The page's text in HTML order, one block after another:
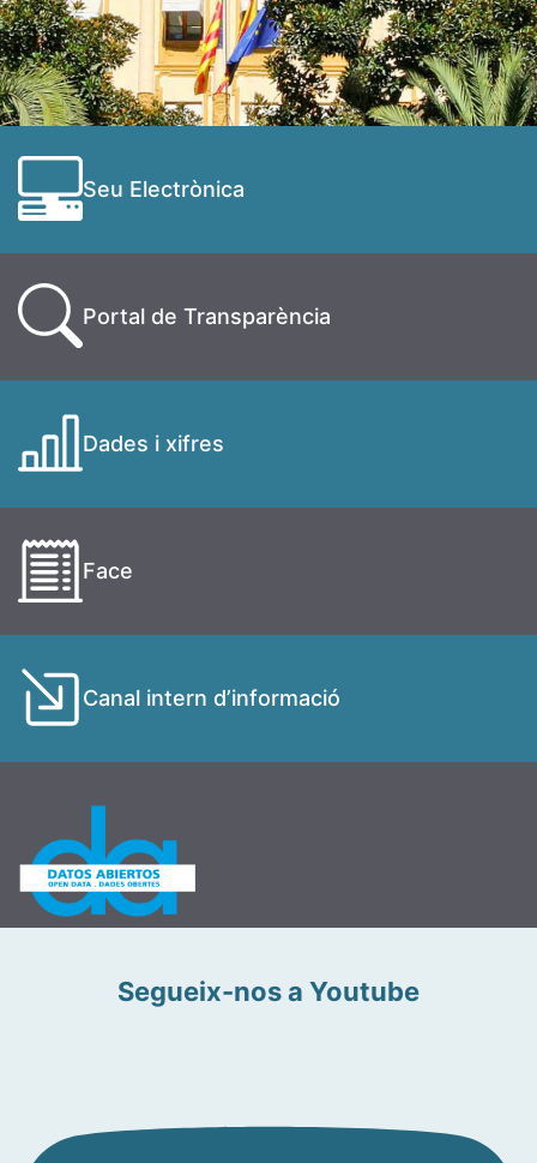
Seu Electrònica
Portal de Transparència
Dades i xifres
Face
Canal intern d’informació
Segueix-nos a Youtube